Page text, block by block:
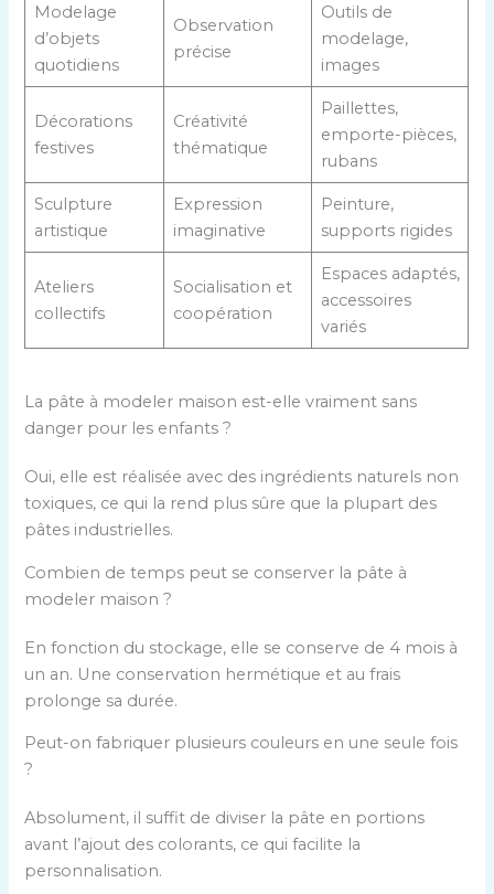
Modelage
d’objets
quotidiens
Observation
précise
Outils de
modelage,
images
Décorations
festives
Créativité
thématique
Paillettes,
emporte-pièces,
rubans
Sculpture
artistique
Expression
imaginative
Peinture,
supports rigides
Ateliers
collectifs
Socialisation et
coopération
Espaces adaptés,
accessoires
variés
La pâte à modeler maison est-elle vraiment sans
danger pour les enfants ?
Oui, elle est réalisée avec des ingrédients naturels non
toxiques, ce qui la rend plus sûre que la plupart des
pâtes industrielles.
Combien de temps peut se conserver la pâte à
modeler maison ?
En fonction du stockage, elle se conserve de 4 mois à
un an. Une conservation hermétique et au frais
prolonge sa durée.
Peut-on fabriquer plusieurs couleurs en une seule fois
?
Absolument, il suffit de diviser la pâte en portions
avant l’ajout des colorants, ce qui facilite la
personnalisation.